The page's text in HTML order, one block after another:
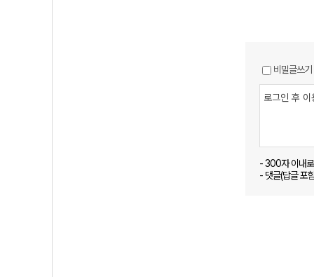
비밀글쓰기
- 300자 이내
- 댓글(답글 포